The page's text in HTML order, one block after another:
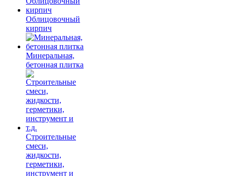
Облицовочный
кирпич
Минеральная,
бетонная плитка
Строительные
смеси,
жидкости,
герметики,
инструмент и